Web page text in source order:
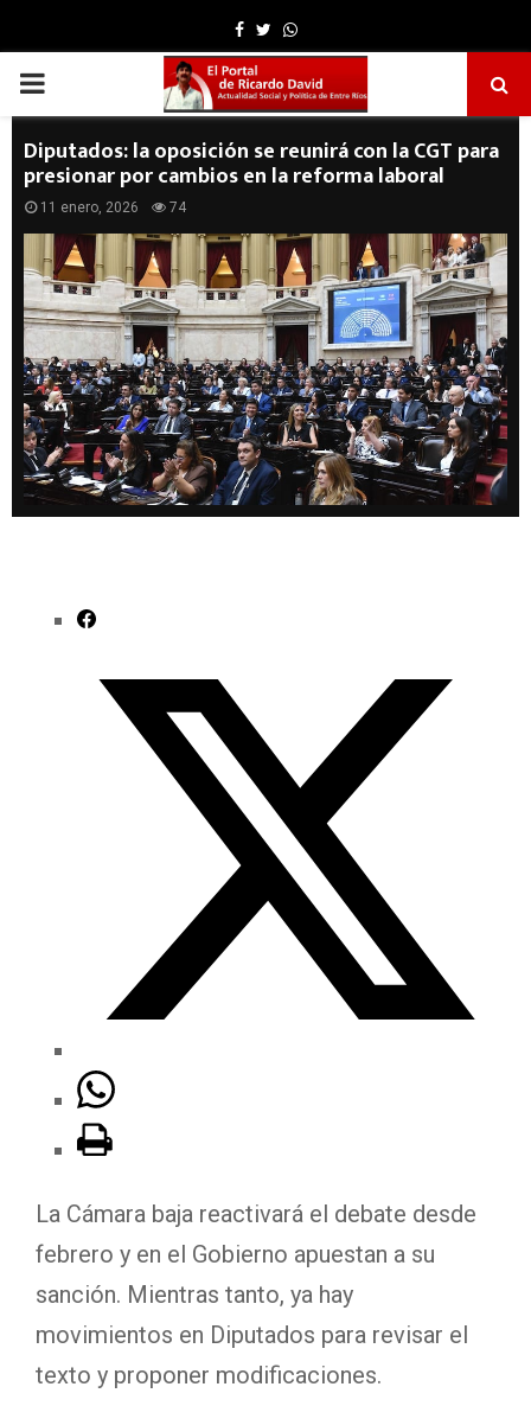
Facebook
TwitterWhatsapp
PRIMARY
MENU
Diputados: la oposición se reunirá con la CGT para
presionar por cambios en la reforma laboral
11 enero, 2026 74
La Cámara baja reactivará el debate desde
febrero y en el Gobierno apuestan a su
sanción. Mientras tanto, ya hay
movimientos en Diputados para revisar el
texto y proponer modificaciones.